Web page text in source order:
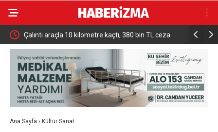
Çalıntı araçla 10 kilometre kaçtı, 380 bin TL ceza
yedi
Mekke
İddialara
Ana Sayfa › Kültür Sanat